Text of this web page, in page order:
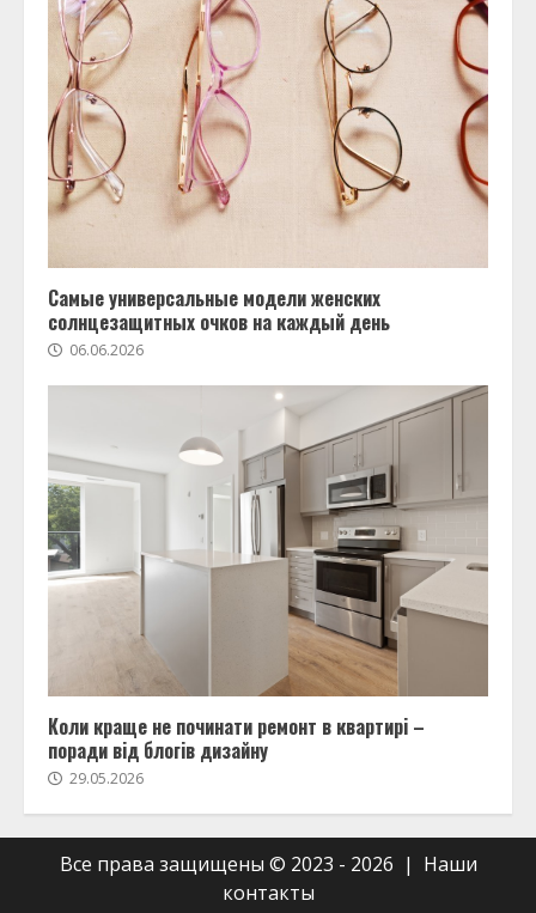
Самые универсальные модели женских
солнцезащитных очков на каждый день
06.06.2026
Коли краще не починати ремонт в квартирі –
поради від блогів дизайну
29.05.2026
Все права защищены © 2023 - 2026 | Наши
контакты